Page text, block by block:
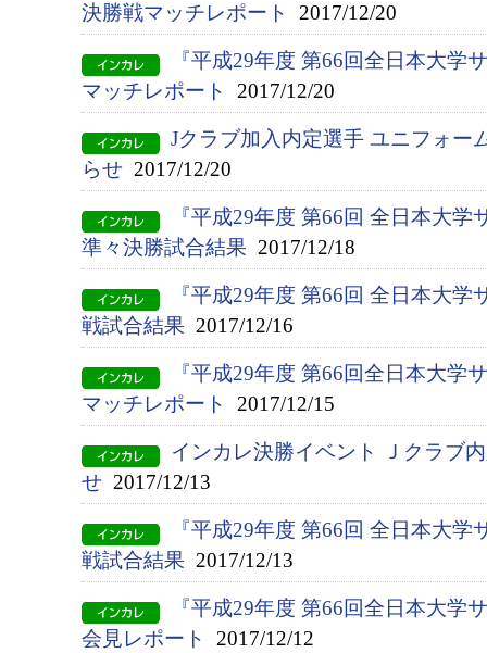
決勝戦マッチレポート
2017/12/20
『平成29年度 第66回全日本大学
マッチレポート
2017/12/20
Jクラブ加入内定選手 ユニフォー
らせ 2017/12/20
『平成29年度 第66回 全日本大
準々決勝試合結果 2017/12/18
『平成29年度 第66回 全日本大
戦試合結果 2017/12/16
『平成29年度 第66回全日本大学
マッチレポート
2017/12/15
インカレ決勝イベント Ｊクラブ
せ 2017/12/13
『平成29年度 第66回 全日本大
戦試合結果 2017/12/13
『平成29年度 第66回全日本大学
会見レポート
2017/12/12